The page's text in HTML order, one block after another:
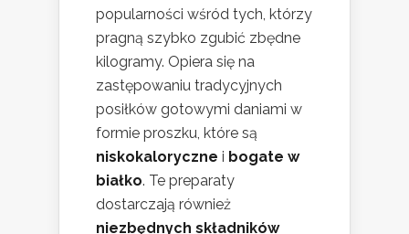
popularności wśród tych, którzy
pragną szybko zgubić zbędne
kilogramy. Opiera się na
zastępowaniu tradycyjnych
posiłków gotowymi daniami w
formie proszku, które są
niskokaloryczne i bogate w
białko. Te preparaty
dostarczają również
niezbędnych składników